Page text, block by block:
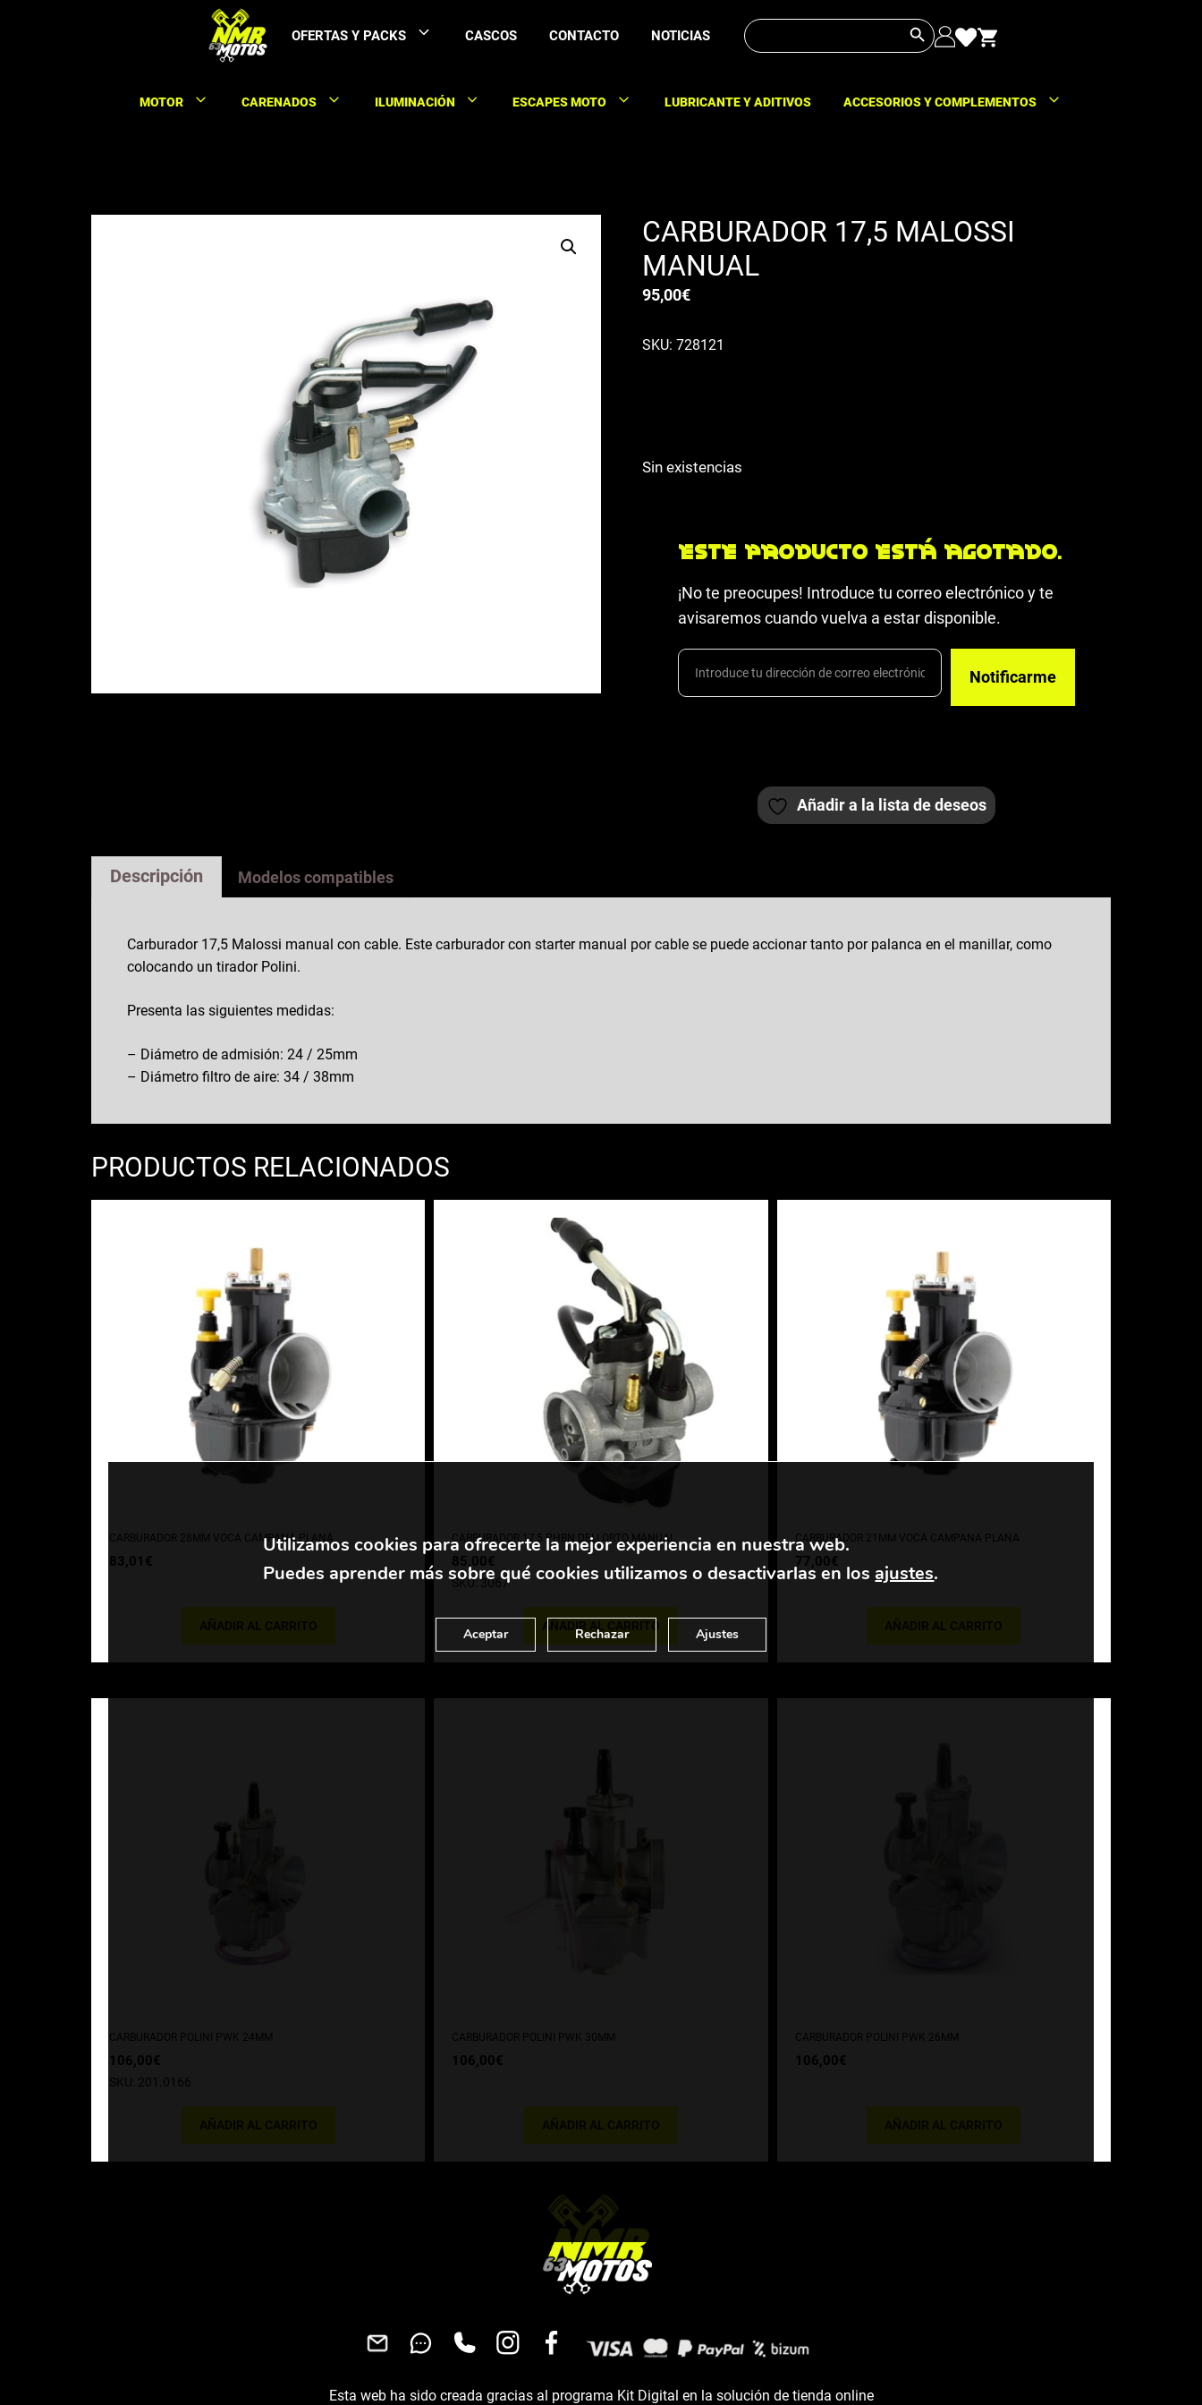
OFERTAS Y PACKS CASCOS CONTACTO NOTICIAS Buscar: Botón de búsqueda
MOTOR CARENADOS ILUMINACIÓN ESCAPES MOTO LUBRICANTE Y ADITIVOS ACCESORIOS Y COMPLEMENTOS
CARBURADOR 17,5 MALOSSI
MANUAL
95,00€
SKU: 728121
Sin existencias
Este producto está agotado.
¡No te preocupes! Introduce tu correo electrónico y te
avisaremos cuando vuelva a estar disponible.
Añadir a la lista de deseos
Descripción Modelos compatibles
Carburador 17,5 Malossi manual con cable. Este carburador con starter manual por cable se puede accionar tanto por palanca en el manillar, como
colocando un tirador Polini.
Presenta las siguientes medidas:
– Diámetro de admisión: 24 / 25mm
– Diámetro filtro de aire: 34 / 38mm
PRODUCTOS RELACIONADOS
CARBURADOR 28MM VOCA CAMPANA PLANA
83,01 €
CARBURADOR 17,5 PHBN DELLORTO MANUAL
85,00€
SKU: 3067
AÑADIR AL CARRITO
CARBURADOR 21MM VOCA CAMPANA PLANA
77,00€
CARBURADOR POLINI PWK 24MM
106,00€
SKU: 201.0166
CARBURADOR POLINI PWK 30MM
106,00€
CARBURADOR POLINI PWK 26MM
106,00€
Esta web ha sido creada gracias al programa Kit Digital en la solución de tienda online
Utilizamos cookies para ofrecerte la mejor experiencia en nuestra web.
Puedes aprender más sobre qué cookies utilizamos o desactivarlas en los ajustes.
Aceptar Rechazar Ajustes